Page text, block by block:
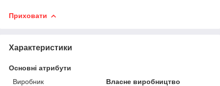
Приховати
Характеристики
Основні атрибути
Виробник
Власне виробництво